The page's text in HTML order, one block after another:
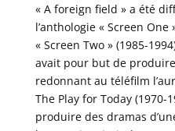
« A foreign field » a été
l’anthologie « Screen
« Screen Two » (1985-
avait pour but de
redonnant au téléfilm
The Play for Today (1970-
produire des dramas